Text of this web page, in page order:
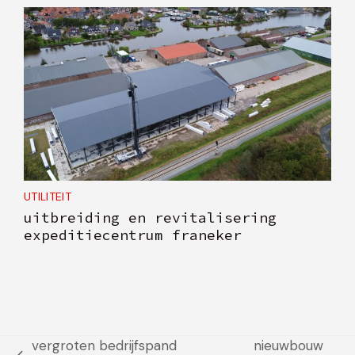
UTILITEIT
uitbreiding en revitalisering
expeditiecentrum franeker
vergroten bedrijfspand nieuwbouw